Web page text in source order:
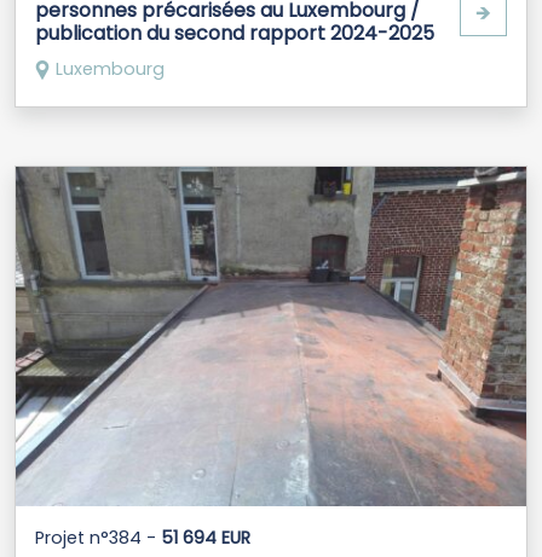
personnes précarisées au Luxembourg /
publication du second rapport 2024-2025
Luxembourg
🡺
Projet n°384 - 51 694 EUR